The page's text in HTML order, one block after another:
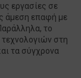
εργασίες σε
άμεση επαφή με
το
στη
τα σύγχρονα